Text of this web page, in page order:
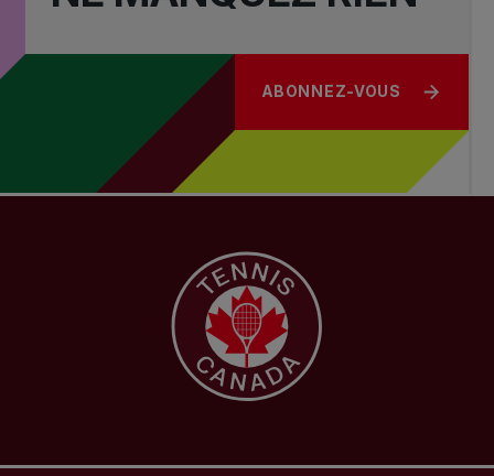
ABONNEZ-VOUS